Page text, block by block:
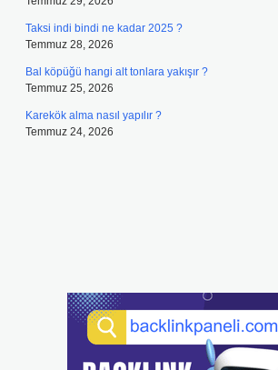
Taksi indi bindi ne kadar 2025 ?
Temmuz 28, 2026
Bal köpüğü hangi alt tonlara yakışır ?
Temmuz 25, 2026
Karekök alma nasıl yapılır ?
Temmuz 24, 2026